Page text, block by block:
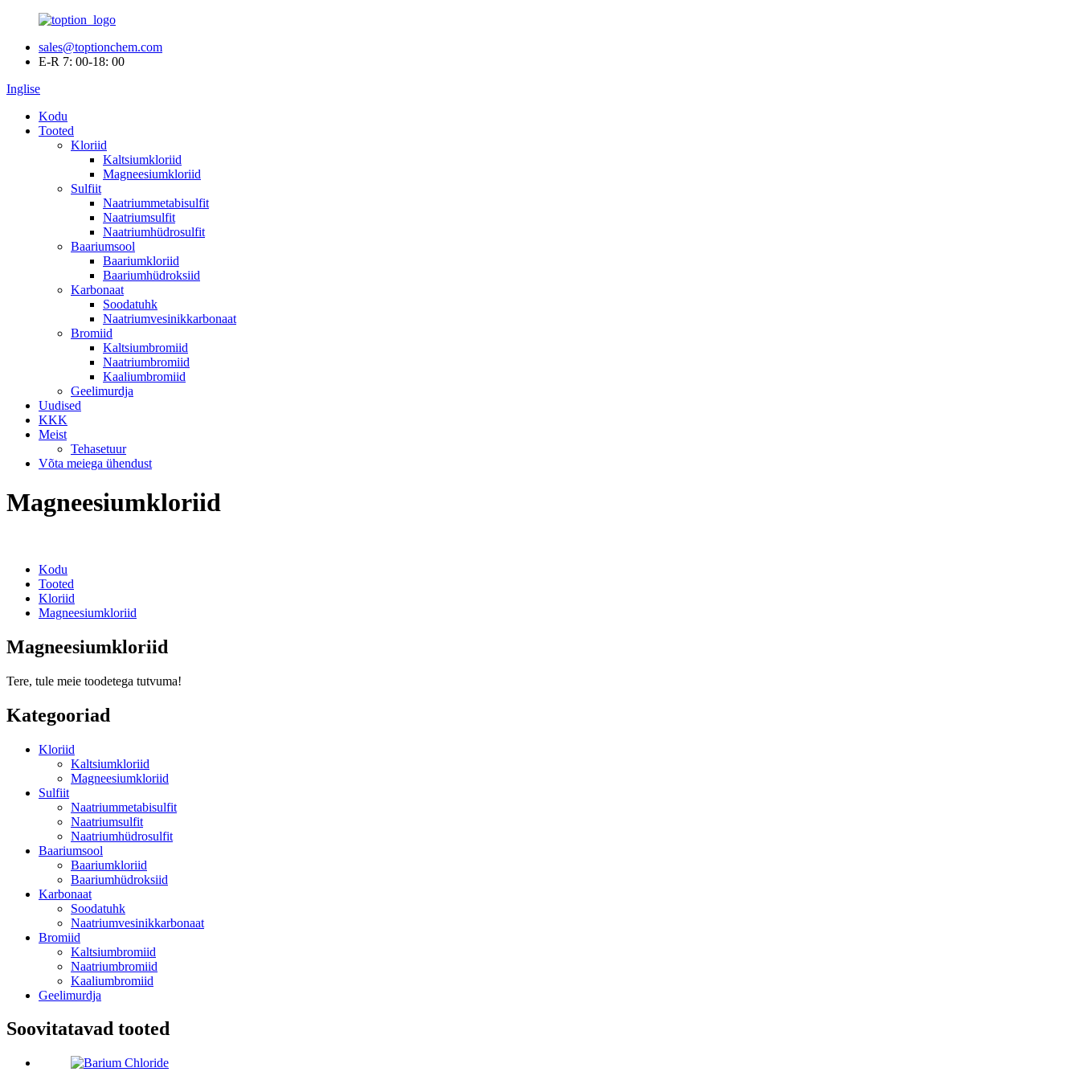
sales@toptionchem.com
E-R 7: 00-18: 00
Inglise
Kodu
Tooted
Kloriid
Kaltsiumkloriid
Magneesiumkloriid
Sulfiit
Naatriummetabisulfit
Naatriumsulfit
Naatriumhüdrosulfit
Baariumsool
Baariumkloriid
Baariumhüdroksiid
Karbonaat
Soodatuhk
Naatriumvesinikkarbonaat
Bromiid
Kaltsiumbromiid
Naatriumbromiid
Kaaliumbromiid
Geelimurdja
Uudised
KKK
Meist
Tehasetuur
Võta meiega ühendust
Magneesiumkloriid
Kodu
Tooted
Kloriid
Magneesiumkloriid
Magneesiumkloriid
Tere, tule meie toodetega tutvuma!
Kategooriad
Kloriid
Kaltsiumkloriid
Magneesiumkloriid
Sulfiit
Naatriummetabisulfit
Naatriumsulfit
Naatriumhüdrosulfit
Baariumsool
Baariumkloriid
Baariumhüdroksiid
Karbonaat
Soodatuhk
Naatriumvesinikkarbonaat
Bromiid
Kaltsiumbromiid
Naatriumbromiid
Kaaliumbromiid
Geelimurdja
Soovitatavad tooted